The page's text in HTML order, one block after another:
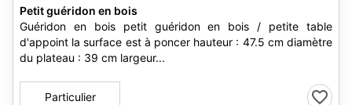
Petit guéridon en bois
Guéridon en bois petit guéridon en bois / petite table
d'appoint la surface est à poncer hauteur : 47.5 cm diamètre
du plateau : 39 cm largeur...
Particulier